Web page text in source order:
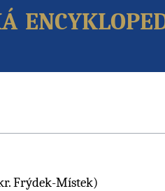
Frýdek-Místek)